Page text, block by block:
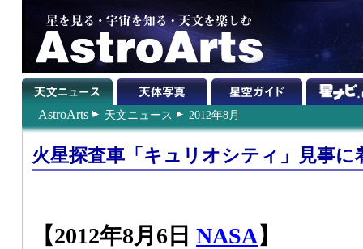
AstroArts 天文ニュース 2012年8月
火星探査車「キュリオシティ」見事に
【2012年8月6日 NASA】